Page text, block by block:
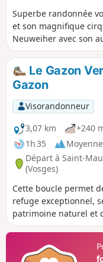
Superbe randonnée
et son magnifique
Neuweiher avec son
forêts de hêtres,
points de vue.
Le Gazon
Gazon
Visorandonneur
3,07 km
+240
1h 35
Moyenne
Départ à Saint-
(Vosges)
Cette boucle permet
refuge exceptionnel,
patrimoine naturel et